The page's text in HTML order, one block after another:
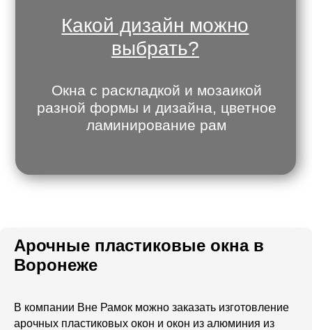
Арочные пластиковые окна в
Воронеже
В компании Вне Рамок можно заказать изготовление
арочных пластиковых окон и окон из алюминия из